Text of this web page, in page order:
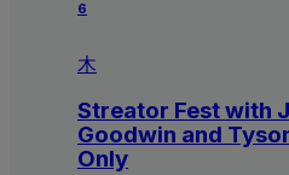
6
木
Streator Fest with
Goodwin and
Only